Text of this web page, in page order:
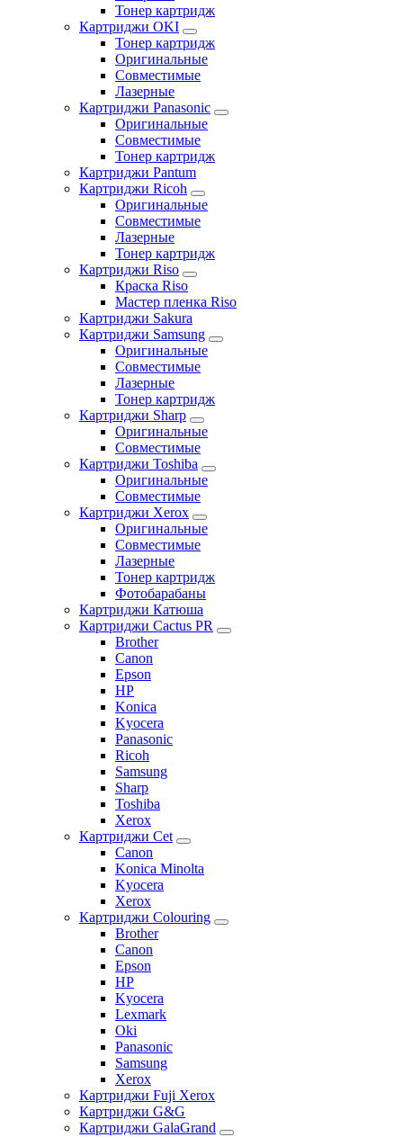
Тонер картридж
Картриджи OKI
Тонер картридж
Оригинальные
Совместимые
Лазерные
Картриджи Panasonic
Оригинальные
Совместимые
Тонер картридж
Картриджи Pantum
Картриджи Ricoh
Оригинальные
Совместимые
Лазерные
Тонер картридж
Картриджи Riso
Краска Riso
Мастер пленка Riso
Картриджи Sakura
Картриджи Samsung
Оригинальные
Совместимые
Лазерные
Тонер картридж
Картриджи Sharp
Оригинальные
Совместимые
Картриджи Toshiba
Оригинальные
Совместимые
Картриджи Xerox
Оригинальные
Совместимые
Лазерные
Тонер картридж
Фотобарабаны
Картриджи Катюша
Картриджи Cactus PR
Brother
Canon
Epson
HP
Konica
Kyocera
Panasonic
Ricoh
Samsung
Sharp
Toshiba
Xerox
Картриджи Cet
Canon
Konica Minolta
Kyocera
Xerox
Картриджи Colouring
Brother
Canon
Epson
HP
Kyocera
Lexmark
Oki
Panasonic
Samsung
Xerox
Картриджи Fuji Xerox
Картриджи G&G
Картриджи GalaGrand